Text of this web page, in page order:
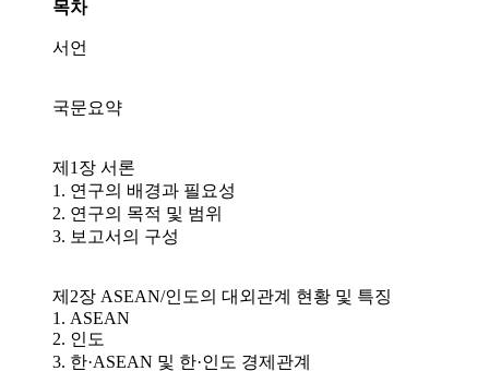
목차
서언
국문요약
제1장 서론
1. 연구의 배경과 필요성
2. 연구의 목적 및 범위
3. 보고서의 구성
제2장 ASEAN/인도의 대외관계 현황 및 특징
1. ASEAN
2. 인도
3. 한·ASEAN 및 한·인도 경제관계